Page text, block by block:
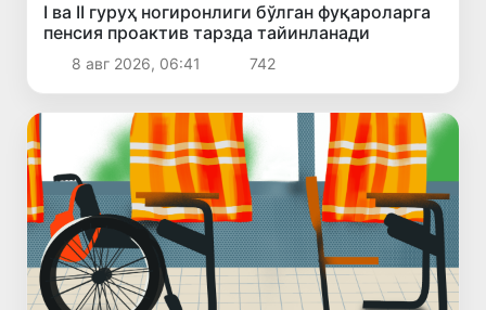
I ва II гуруҳ ногиронлиги бўлган фуқароларга
пенсия проактив тарзда тайинланади
8 авг 2026, 06:41 742